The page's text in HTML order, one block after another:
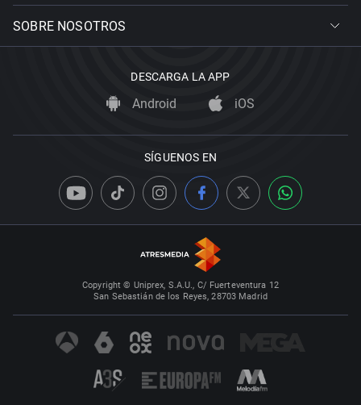
SOBRE NOSOTROS
DESCARGA LA APP
Android iOS
SÍGUENOS EN
Copyright © Uniprex, S.A.U., C/ Fuerteventura 12
San Sebastián de los Reyes, 28703 Madrid